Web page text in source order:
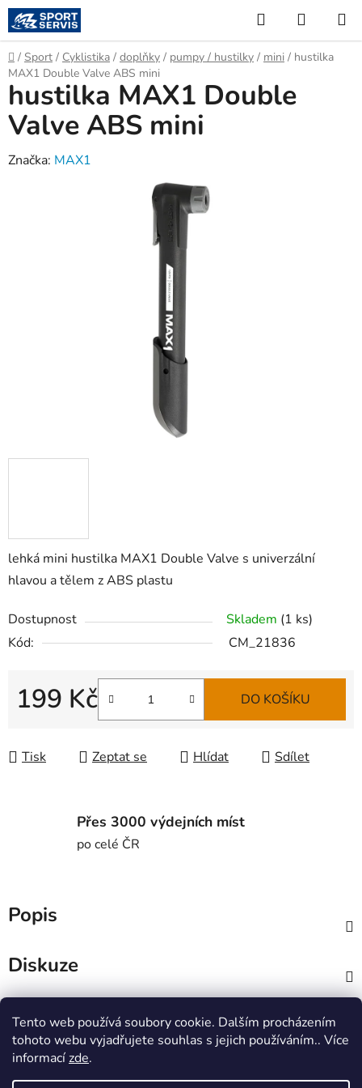
Tento web používá soubory cookie. Dalším procházením
tohoto webu vyjadřujete souhlas s jejich používáním.. Více
informacízde.
Přejít
na
obsah
Hledat
KOŠÍK
Domů
/ Sport / Cyklistika / doplňky / pumpy / hustilky / mini / hustilka
MAX1 Double Valve ABS mini
lehká mini hustilka MAX1 Double Valve s univerzální
hlavou a tělem z ABS plastu
Dostupnost Skladem (1 ks)
Kód:
CM_21836
199 Kč DO KOŠÍKU
Tisk Zeptat se Hlídat Sdílet
hustilka MAX1 Double
Valve ABS mini
Značka: MAX1
Přes 3000 výdejních míst
po celé ČR
Popis
Diskuze
Z
MTWorkout Fitness prcek
Centrum environmentální výchovy Stolístek